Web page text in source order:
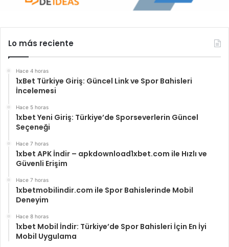
Lo más reciente
Hace 4 horas
1xBet Türkiye Giriş: Güncel Link ve Spor Bahisleri
İncelemesi
Hace 5 horas
1xbet Yeni Giriş: Türkiye’de Sporseverlerin Güncel
Seçeneği
Hace 7 horas
1xbet APK İndir – apkdownload1xbet.com ile Hızlı ve
Güvenli Erişim
Hace 7 horas
1xbetmobilindir.com ile Spor Bahislerinde Mobil
Deneyim
Hace 8 horas
1xbet Mobil İndir: Türkiye’de Spor Bahisleri İçin En İyi
Mobil Uygulama